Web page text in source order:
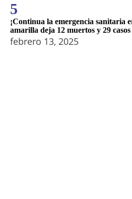
5
¡Continua la emergencia sanitaria
amarilla deja 12 muertos y 29
febrero 13, 2025